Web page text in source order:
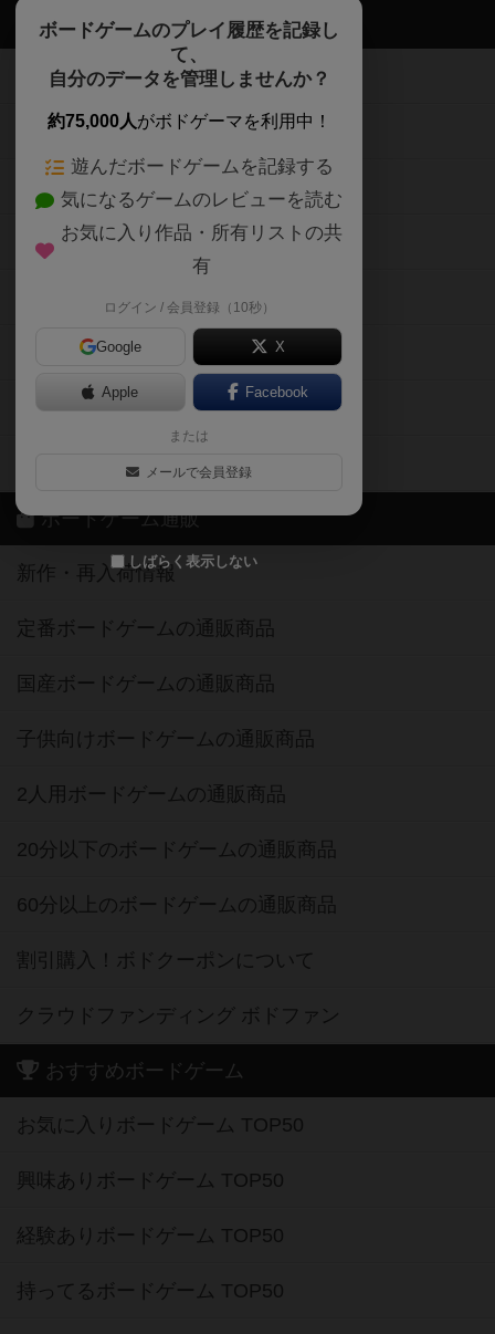
ボードゲームのプレイ履歴を記録し
て、
自分のデータを管理しませんか？
約75,000人がボドゲーマを利用中！
遊んだボードゲームを記録する
気になるゲームのレビューを読む
お気に入り作品・所有リストの共
有
ログイン / 会員登録（10秒）
Google X
Apple Facebook
または
メールで会員登録
しばらく表示しない
ボドゲーマTOP
ボードゲームを検索する
ボードゲームの新着レビュー
ボードゲーム会情報
メカニクス特集
掲示板・トピックス
ボドとも・会員一覧
ボードゲーム業界コラム
ボドゲーマご利用案内
ボードゲーム通販
新作・再入荷情報
定番ボードゲームの通販商品
国産ボードゲームの通販商品
子供向けボードゲームの通販商品
2人用ボードゲームの通販商品
20分以下のボードゲームの通販商品
60分以上のボードゲームの通販商品
割引購入！ボドクーポンについて
クラウドファンディング ボドファン
おすすめボードゲーム
お気に入りボードゲーム TOP50
興味ありボードゲーム TOP50
経験ありボードゲーム TOP50
持ってるボードゲーム TOP50